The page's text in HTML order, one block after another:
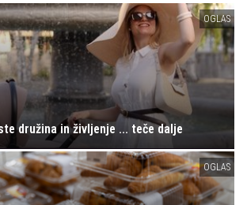
OGLAS
družina in življenje ... teče dalje
OGLAS